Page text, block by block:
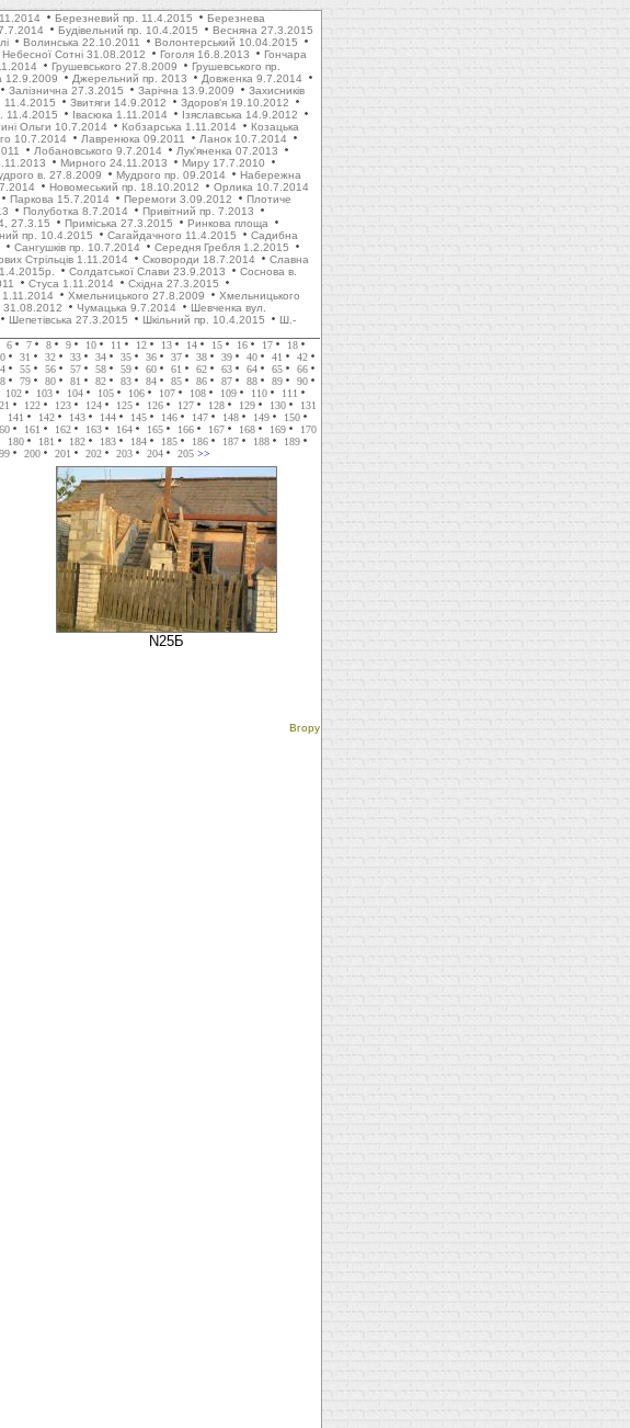
Березневий пр. 11.4.2015
Березнева
Будівельний пр. 10.4.2015
Весняна 27.3.2015
Волинська 22.10.2011
Волонтерський 10.04.2015
Небесної Сотні 31.08.2012 Гоголя 16.8.2013
Гончара
Грушевського 27.8.2009
Грушевського пр.
12.9.2009 Джерельний пр. 2013
Довженка 9.7.2014
Залізнична 27.3.2015 Зарічна 13.9.2009
Захисників
11.4.2015 Звитяги 14.9.2012
Здоров'я 19.10.2012
11.4.2015 Івасюка 1.11.2014
Ізяславська 14.9.2012
Ольги 10.7.2014 Кобзарська 1.11.2014
Козацька
10.7.2014 Лавренюка 09.2011
Ланок 10.7.2014
Лобановського 9.7.2014
Лук'яненка 07.2013
Мирного 24.11.2013
Миру 17.7.2010
в. 27.8.2009 Мудрого пр. 09.2014
Набережна
Новомеський пр. 18.10.2012
Орлика 10.7.2014
Паркова 15.7.2014 Перемоги 3.09.2012
Плотиче
Полуботка 8.7.2014
Привітний пр. 7.2013
27.3.15 Приміська 27.3.2015
Ринкова площа
пр. 10.4.2015 Сагайдачного 11.4.2015
Садибна
Сангушків пр. 10.7.2014
Середня Гребля 1.2.2015
Стрільців 1.11.2014 Сковороди 18.7.2014
Славна
Солдатської Слави 23.9.2013
Соснова в.
Стуса 1.11.2014
Східна 27.3.2015
Хмельницького 27.8.2009
Хмельницького
Чумацька 9.7.2014
Шевченка вул.
Шепетівська 27.3.2015 Шкільний пр. 10.4.2015
Ш.-
6 7 8 9 10 11 12 13 14 15 16 17
18
31 32 33 34 35 36 37 38 39 40 41
42
55 56 57 58 59 60 61 62 63 64 65
66
79 80 81 82 83 84 85 86 87 88 89
90
102 103 104 105 106 107 108 109 110
111
122 123 124 125 126 127 128 129 130
131
141 142 143 144 145 146 147 148 149
150
161 162 163 164 165 166 167 168 169
170
180 181 182 183 184 185 186 187 188
189
200 201 202 203 204 205 >>
N25Б
Вгору